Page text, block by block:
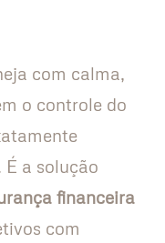
com calma,
o controle do
a solução
financeira
com